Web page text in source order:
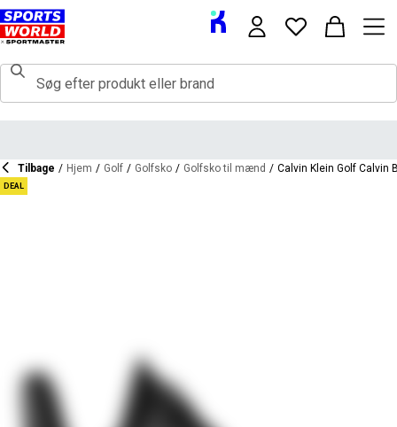
Tilbage / Hjem / Golf / Golfsko / Golfsko til mænd / Calvin Klein Golf Calvin
DEAL